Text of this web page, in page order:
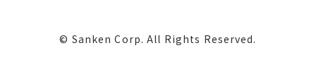
© Sanken Corp. All Rights Reserved.